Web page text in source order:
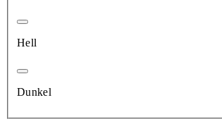
Hell
Dunkel